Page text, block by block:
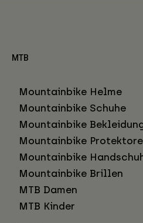
MTB
Mountainbike Helme
Mountainbike Schuhe
Mountainbike
Mountainbike
Mountainbike
Mountainbike Brillen
MTB Damen
MTB Kinder